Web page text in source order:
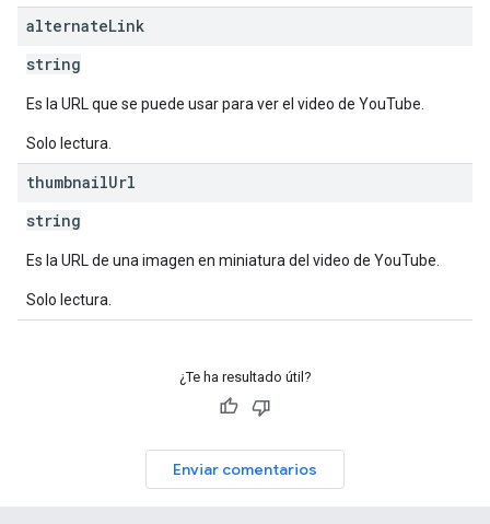
alternateLink
string
Es la URL que se puede usar para ver el video de YouTube.
Solo lectura.
thumbnailUrl
string
Es la URL de una imagen en miniatura del video de YouTube.
Solo lectura.
¿Te ha resultado útil?
Enviar comentarios